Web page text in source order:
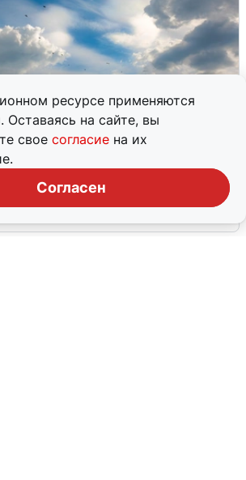
ресурсе применяются
на сайте, вы
свое согласие на их
Согласен
на сообщения о